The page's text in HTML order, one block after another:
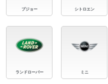
プジョー シトロエン
ランドローバー ミニ